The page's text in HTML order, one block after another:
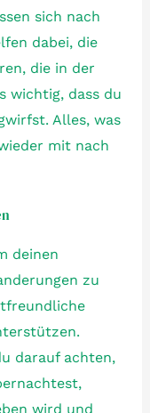
sich nach
dabei, die
die in der
wichtig, dass du
Alles, was
mit nach
deinen
zu
darauf achten,
wird und